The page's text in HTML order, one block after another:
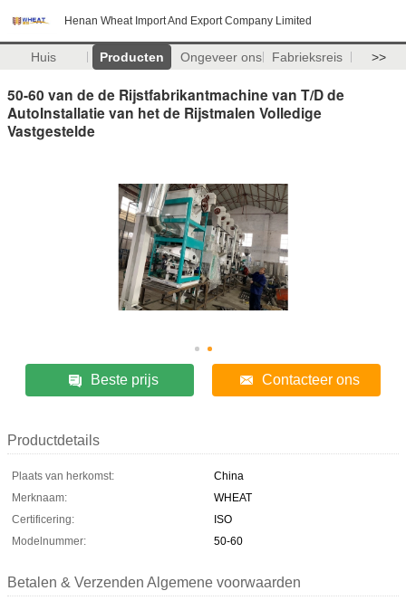
Henan Wheat Import And Export Company Limited
Huis Producten Ongeveer ons Fabrieksreis >>
50-60 van de de Rijstfabrikantmachine van T/D de
AutoInstallatie van het de Rijstmalen Volledige
Vastgestelde
Beste prijs Contacteer ons
Productdetails
Plaats van herkomst:
China
Merknaam:
WHEAT
Certificering:
ISO
Modelnummer:
50-60
Betalen & Verzenden Algemene voorwaarden